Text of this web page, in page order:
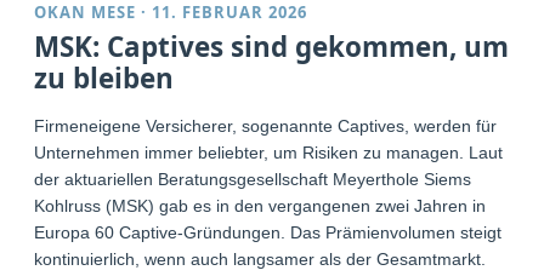
OKAN MESE · 11. FEBRUAR 2026
MSK: Captives sind gekommen, um
zu bleiben
Firmeneigene Versicherer, sogenannte Captives, werden für
Unternehmen immer beliebter, um Risiken zu managen. Laut
der aktuariellen Beratungsgesellschaft Meyerthole Siems
Kohlruss (MSK) gab es in den vergangenen zwei Jahren in
Europa 60 Captive-Gründungen. Das Prämienvolumen steigt
kontinuierlich, wenn auch langsamer als der Gesamtmarkt.